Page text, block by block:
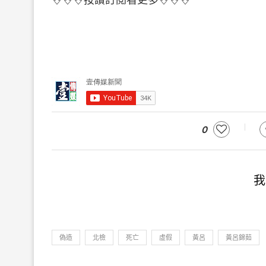
0
偽造 北檢 死亡 虛假 黃呂 黃呂錦茹